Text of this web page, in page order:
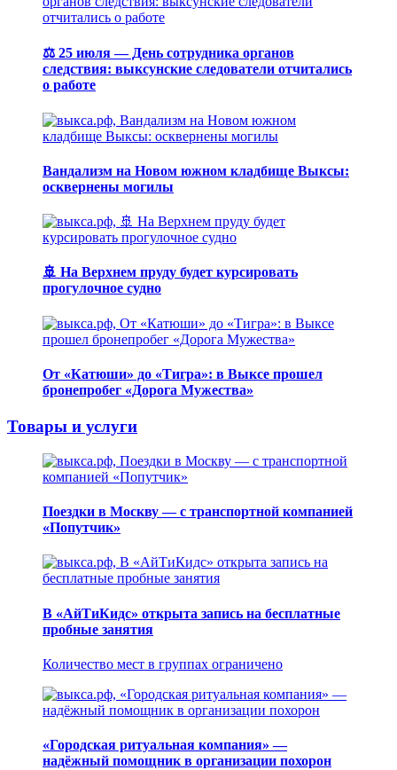
⚖️ 25 июля — День сотрудника органов
следствия: выксунские следователи отчитались
о работе
Вандализм на Новом южном кладбище Выксы:
осквернены могилы
🚢 На Верхнем пруду будет курсировать
прогулочное судно
От «Катюши» до «Тигра»: в Выксе прошел
бронепробег «Дорога Мужества»
Товары и услуги
Поездки в Москву — с транспортной компанией
«Попутчик»
В «АйТиКидс» открыта запись на бесплатные
пробные занятия
Количество мест в группах ограничено
«Городская ритуальная компания» —
надёжный помощник в организации похорон